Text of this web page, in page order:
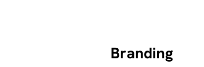
Branding